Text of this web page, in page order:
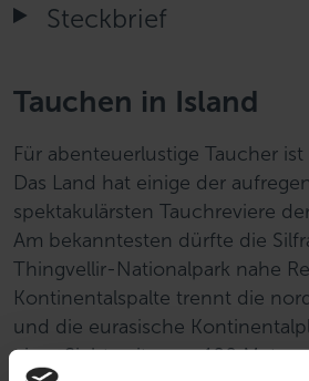
Steckbrief
Tauchen in Island
Für abenteuerlustige Taucher ist
Das Land hat einige der
spektakulärsten Tauchreviere
Am bekanntesten dürfte die
Thingvellir-Nationalpark nahe
Kontinentalspalte trennt die
und die eurasische
einer Sichtweite von 100